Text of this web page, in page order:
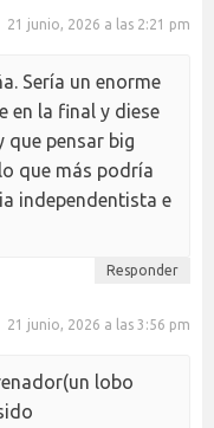
21 junio, 2026 a las 2:21 pm
Sería un enorme
en la final y diese
que pensar big
que más podría
independentista e
Responder
21 junio, 2026 a las 3:56 pm
lobo